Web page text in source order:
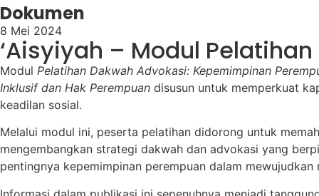
Dokumen
8 Mei 2024
‘Aisyiyah – Modul
Modul Pelatihan Dakwah Advokasi: Kepemimpinan
Inklusif dan Hak Perempuan disusun untuk memperkuat
keadilan sosial.
Melalui modul ini, peserta pelatihan didorong untuk
mengembangkan strategi dakwah dan advokasi yang
pentingnya kepemimpinan perempuan dalam